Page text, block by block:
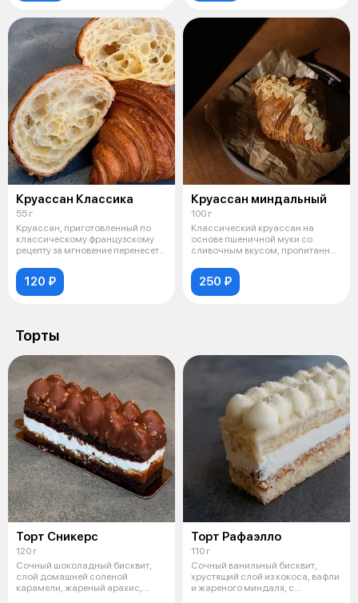
Круассан Классика
55 г
Круассан, приготовленный по
классическому французскому
рецепту за мгновение перенесет
120 ₽
Круассан миндальный
100 г
Классический круассан на
основе пшеничной муки со
сливочным вкусом, пропитанный
250 ₽
Торты
Торт Сникерс
120 г
Сочный шоколадный бисквит,
слой домашней соленой
карамели, жареный арахис,
Торт Рафаэлло
110 г
Сочный ванильный бисквит,
хрустящий слой из кокоса, вафли
и жареного миндаля, с